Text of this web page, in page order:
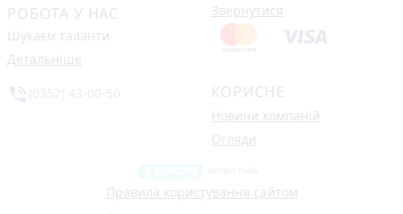
РОБОТА У НАС
Шукаєм таланти
Детальніше
Звернутися
КОРИСНЕ
Новини компаній
Огляди
Правила користування сайтом